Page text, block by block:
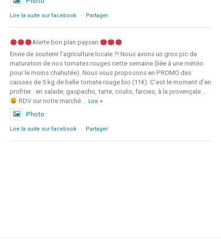
Lire la suite sur facebook · Partager
Alerte bon plan paysan
Envie de soutenir l'agriculture locale ?! Nous avons un gros pic de
maturation de nos tomates rouges cette semaine (liée à une météo
pour le moins chahutée). Nous vous proposons en PROMO des
caisses de 5 kg de belle tomate rouge bio (11€). C'est le moment d'en
profiter : en salade, gaspacho, tarte, coulis, farcies, à la provençale ...
RDV sur notre marché ... Lire +
Photo
Lire la suite sur facebook · Partager